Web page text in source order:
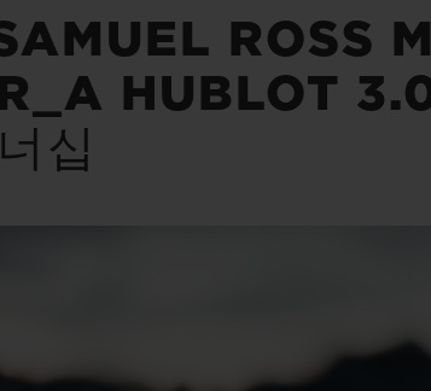
ROSS
HUBLOT
십